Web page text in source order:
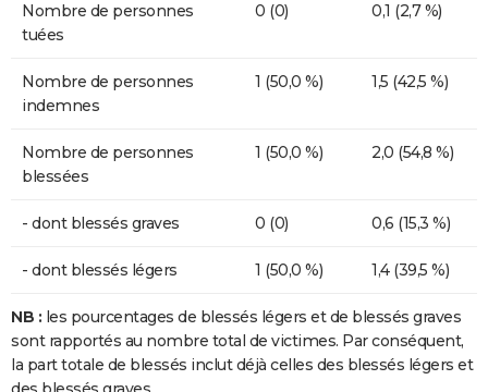
Nombre de personnes
tuées
0 (0) 0,1 (2,7 %)
Nombre de personnes
indemnes
1 (50,0 %) 1,5 (42,5 %)
Nombre de personnes
blessées
1 (50,0 %) 2,0 (54,8 %)
- dont blessés graves 0 (0) 0,6 (15,3 %)
- dont blessés légers 1 (50,0 %) 1,4 (39,5 %)
NB : les pourcentages de blessés légers et de blessés graves
sont rapportés au nombre total de victimes. Par conséquent,
la part totale de blessés inclut déjà celles des blessés légers et